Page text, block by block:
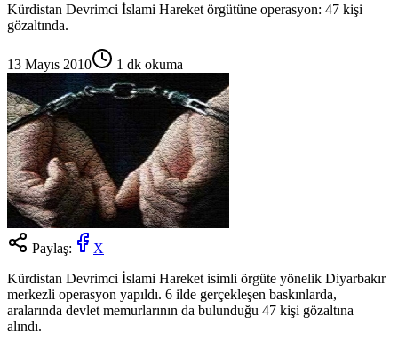
Kürdistan Devrimci İslami Hareket örgütüne operasyon: 47 kişi
gözaltında.
13 Mayıs 2010 1 dk okuma
Paylaş:
X
Kürdistan Devrimci İslami Hareket isimli örgüte yönelik Diyarbakır
merkezli operasyon yapıldı. 6 ilde gerçekleşen baskınlarda,
aralarında devlet memurlarının da bulunduğu 47 kişi gözaltına
alındı.